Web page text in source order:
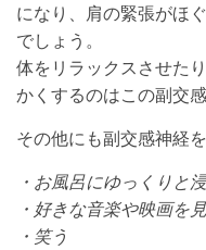
になり、肩の緊張がほ
でしょう。
体をリラックスさせた
かくするのはこの副交
その他にも副交感神経
・お風呂にゆっくりと
・好きな音楽や映画を
・笑う